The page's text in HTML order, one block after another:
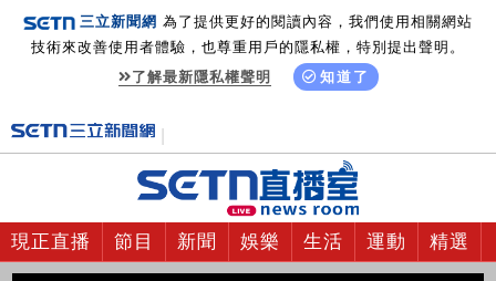
三立新聞網 為了提供更好的閱讀內容，我們使用相關網站
技術來改善使用者體驗，也尊重用戶的隱私權，特別提出聲明。
了解最新隱私權聲明
知道了
現正直播 節目 新聞 娛樂 生活 運動 精選